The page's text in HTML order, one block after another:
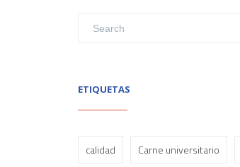
ETIQUETAS
calidad Carne universitario